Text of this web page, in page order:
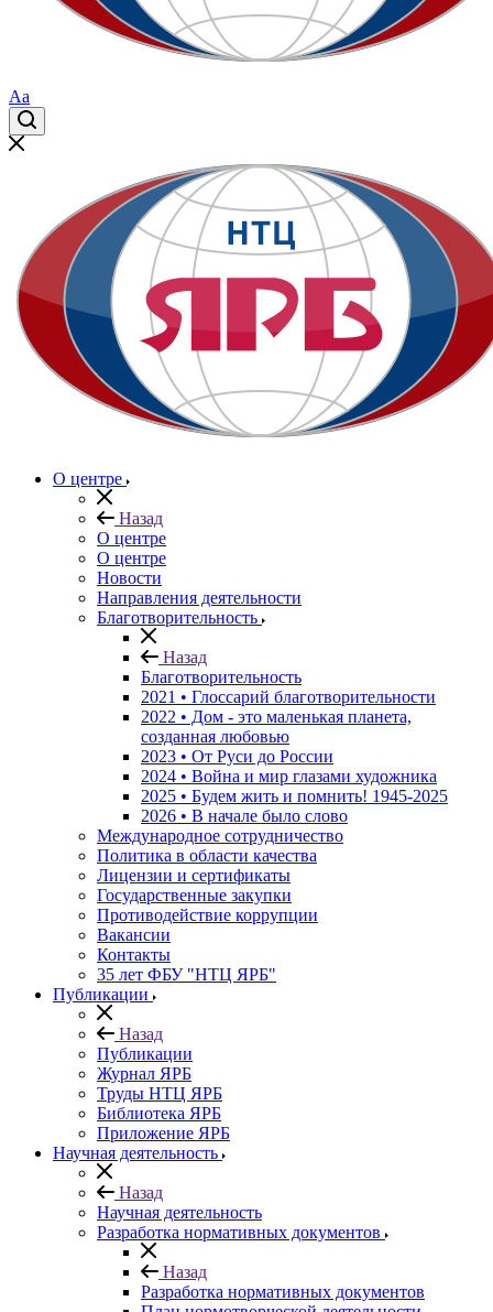
Aa
О центре
Назад
О центре
О центре
Новости
Направления деятельности
Благотворительность
Назад
Благотворительность
2021 • Глоссарий благотворительности
2022 • Дом - это маленькая планета,
созданная любовью
2023 • От Руси до России
2024 • Война и мир глазами художника
2025 • Будем жить и помнить! 1945-2025
2026 • В начале было слово
Международное сотрудничество
Политика в области качества
Лицензии и сертификаты
Государственные закупки
Противодействие коррупции
Вакансии
Контакты
35 лет ФБУ "НТЦ ЯРБ"
Публикации
Назад
Публикации
Журнал ЯРБ
Труды НТЦ ЯРБ
Библиотека ЯРБ
Приложение ЯРБ
Научная деятельность
Назад
Научная деятельность
Разработка нормативных документов
Назад
Разработка нормативных документов